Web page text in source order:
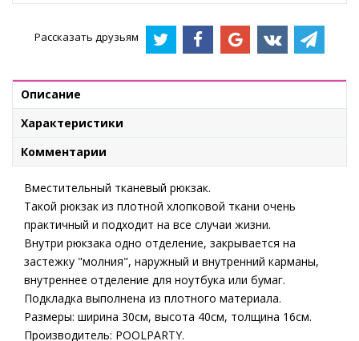
Рассказать друзьям
Описание
Характеристики
Комментарии
Вместительный тканевый рюкзак.
Такой рюкзак из плотной хлопковой ткани очень
практичный и подходит на все случаи жизни.
Внутри рюкзака одно отделение, закрывается на
застежку "молния", наружный и внутренний карманы,
внутреннее отделение для ноутбука или бумаг.
Подкладка выполнена из плотного материала.
Размеры: ширина 30см, высота 40см, толщина 16см.
Производитель: POOLPARTY.